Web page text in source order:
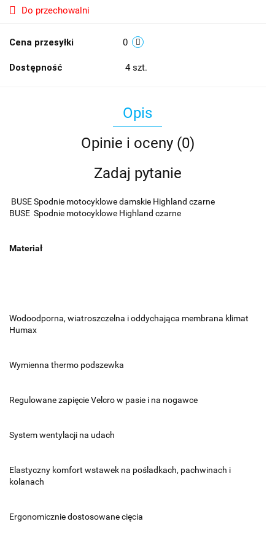
Do przechowalni
Cena przesyłki 0
Dostępność 4 szt.
Opis
Opinie i oceny (0)
Zadaj pytanie
BUSE Spodnie motocyklowe damskie Highland czarne
BUSE Spodnie motocyklowe Highland czarne
Materiał
Wodoodporna, wiatroszczelna i oddychająca membrana klimat
Humax
Wymienna thermo podszewka
Regulowane zapięcie Velcro w pasie i na nogawce
System wentylacji na udach
Elastyczny komfort wstawek na pośladkach, pachwinach i
kolanach
Ergonomicznie dostosowane cięcia